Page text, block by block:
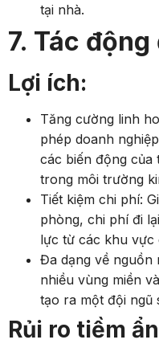
tại nhà.
7. Tác
Lợi ích:
Tăng cường linh
phép doanh
các biến động
trong môi trường
Tiết kiệm chi phí:
phòng, chi phí đi
lực từ các khu vực
Đa dạng về nguồn
nhiều vùng miền
tạo ra một đội ngũ
Rủi ro tiềm